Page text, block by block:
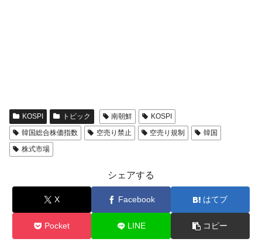
KOSPI トピック 南朝鮮
KOSPI
韓国総合株価指数
空売り禁止 空売り規制
韓国
株式市場
シェアする
X Facebook はてブ
Pocket LINE コピー